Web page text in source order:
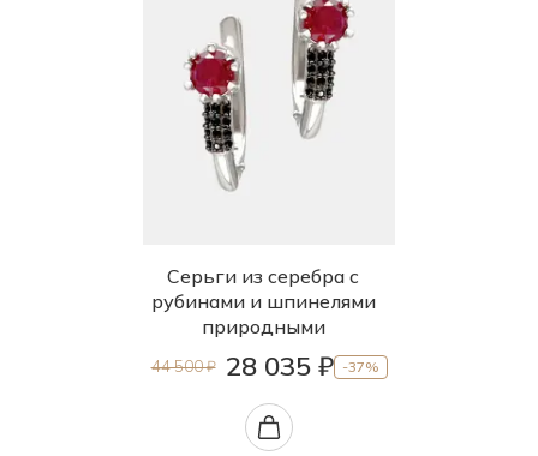
Серьги из серебра с
рубинами и шпинелями
природными
44 500 ₽ 28 035 ₽ -37%